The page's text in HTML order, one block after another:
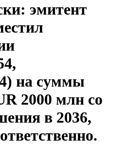
эмитент
на суммы
2000 млн со
в 2036,